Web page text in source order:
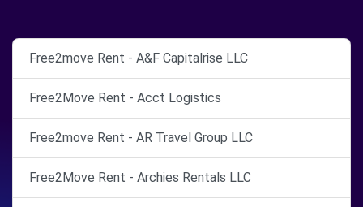
Free2move Rent - A&F Capitalrise LLC
Free2Move Rent - Acct Logistics
Free2move Rent - AR Travel Group LLC
Free2Move Rent - Archies Rentals LLC